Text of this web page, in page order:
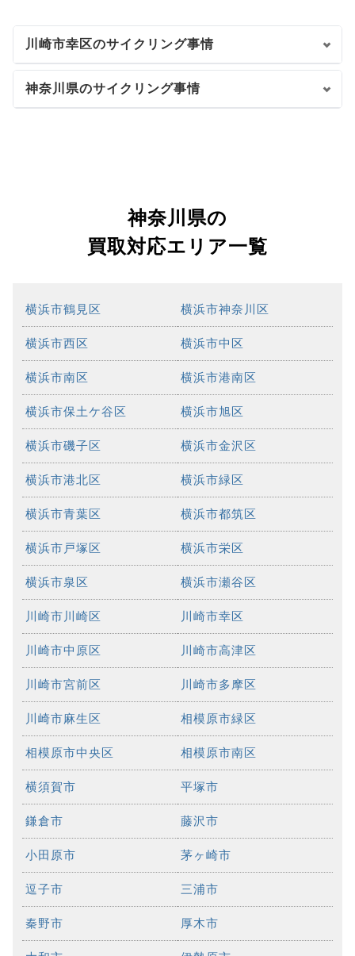
川崎市幸区のサイクリング事情
神奈川県のサイクリング事情
神奈川県の
買取対応エリア一覧
横浜市鶴見区 横浜市神奈川区
横浜市西区 横浜市中区
横浜市南区 横浜市港南区
横浜市保土ケ谷区 横浜市旭区
横浜市磯子区 横浜市金沢区
横浜市港北区 横浜市緑区
横浜市青葉区 横浜市都筑区
横浜市戸塚区 横浜市栄区
横浜市泉区 横浜市瀬谷区
川崎市川崎区 川崎市幸区
川崎市中原区 川崎市高津区
川崎市宮前区 川崎市多摩区
川崎市麻生区 相模原市緑区
相模原市中央区 相模原市南区
横須賀市 平塚市
鎌倉市 藤沢市
小田原市 茅ヶ崎市
逗子市 三浦市
秦野市 厚木市